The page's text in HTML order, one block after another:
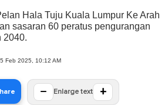
Hala Tuju Kuala Lumpur Ke Arah
sasaran 60 peratus pengurangan
2040.
Feb 2025, 10:12 AM
− Enlarge text +